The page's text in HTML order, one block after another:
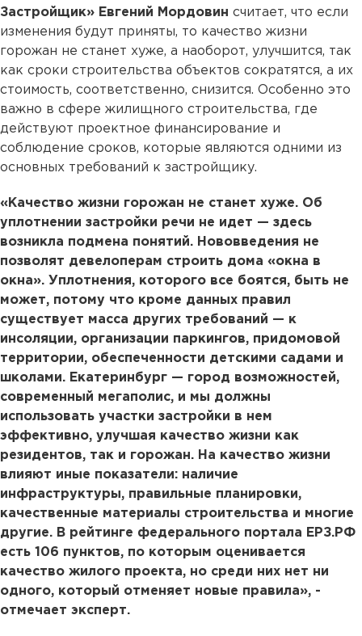
Застройщик» Евгений Мордовин считает, что если
изменения будут приняты, то качество жизни
горожан не станет хуже, а наоборот, улучшится, так
как сроки строительства объектов сократятся, а их
стоимость, соответственно, снизится. Особенно это
важно в сфере жилищного строительства, где
действуют проектное финансирование и
соблюдение сроков, которые являются одними из
основных требований к застройщику.
«Качество жизни горожан не станет хуже. Об
уплотнении застройки речи не идет — здесь
возникла подмена понятий. Нововведения не
позволят девелоперам строить дома «окна в
окна». Уплотнения, которого все боятся, быть не
может, потому что кроме данных правил
существует масса других требований — к
инсоляции, организации паркингов, придомовой
территории, обеспеченности детскими садами и
школами. Екатеринбург — город возможностей,
современный мегаполис, и мы должны
использовать участки застройки в нем
эффективно, улучшая качество жизни как
резидентов, так и горожан. На качество жизни
влияют иные показатели: наличие
инфраструктуры, правильные планировки,
качественные материалы строительства и многие
другие. В рейтинге федерального портала ЕРЗ.РФ
есть 106 пунктов, по которым оценивается
качество жилого проекта, но среди них нет ни
одного, который отменяет новые правила», -
отмечает эксперт.